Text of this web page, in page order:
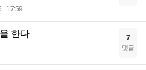
17:59
한다 7
댓글